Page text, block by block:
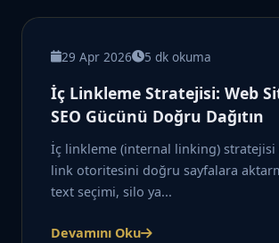
29 Apr 2026 5 dk okuma
İç Linkleme Stratejisi: Web
SEO Gücünü Doğru Dağıtın
İç linkleme (internal linking) stratejisi
link otoritesini doğru sayfalara
text seçimi, silo ya...
Devamını Oku